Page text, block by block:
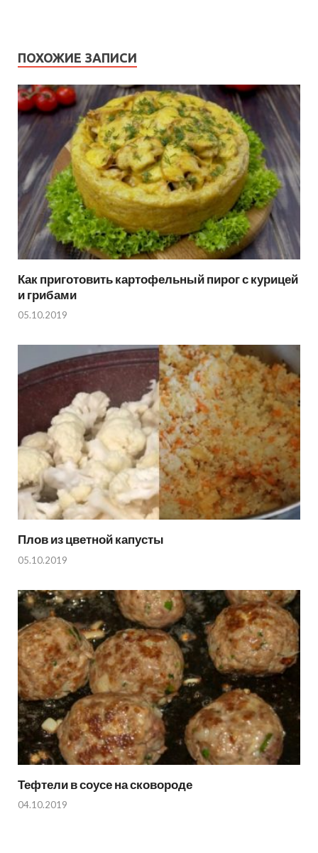
ПОХОЖИЕ ЗАПИСИ
Как приготовить картофельный пирог с курицей
и грибами
05.10.2019
Плов из цветной капусты
05.10.2019
Тефтели в соусе на сковороде
04.10.2019